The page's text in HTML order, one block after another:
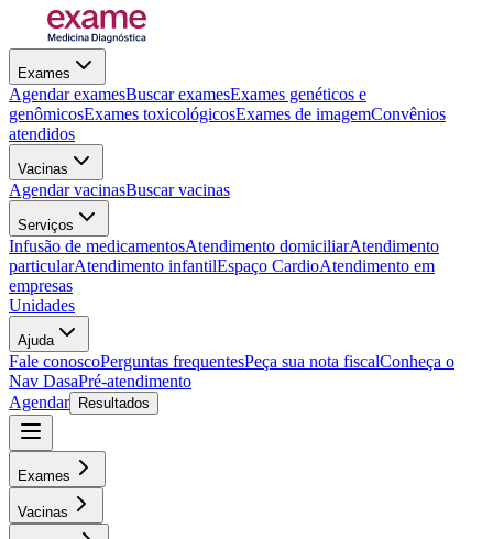
Exames
Agendar examesBuscar examesExames genéticos e
genômicosExames toxicológicosExames de imagemConvênios
atendidos
Vacinas
Agendar vacinasBuscar vacinas
Serviços
Infusão de medicamentosAtendimento domiciliarAtendimento
particularAtendimento infantilEspaço CardioAtendimento em
empresas
Unidades
Ajuda
Fale conoscoPerguntas frequentesPeça sua nota fiscalConheça o
Nav DasaPré-atendimento
Agendar
Resultados
Exames
Vacinas